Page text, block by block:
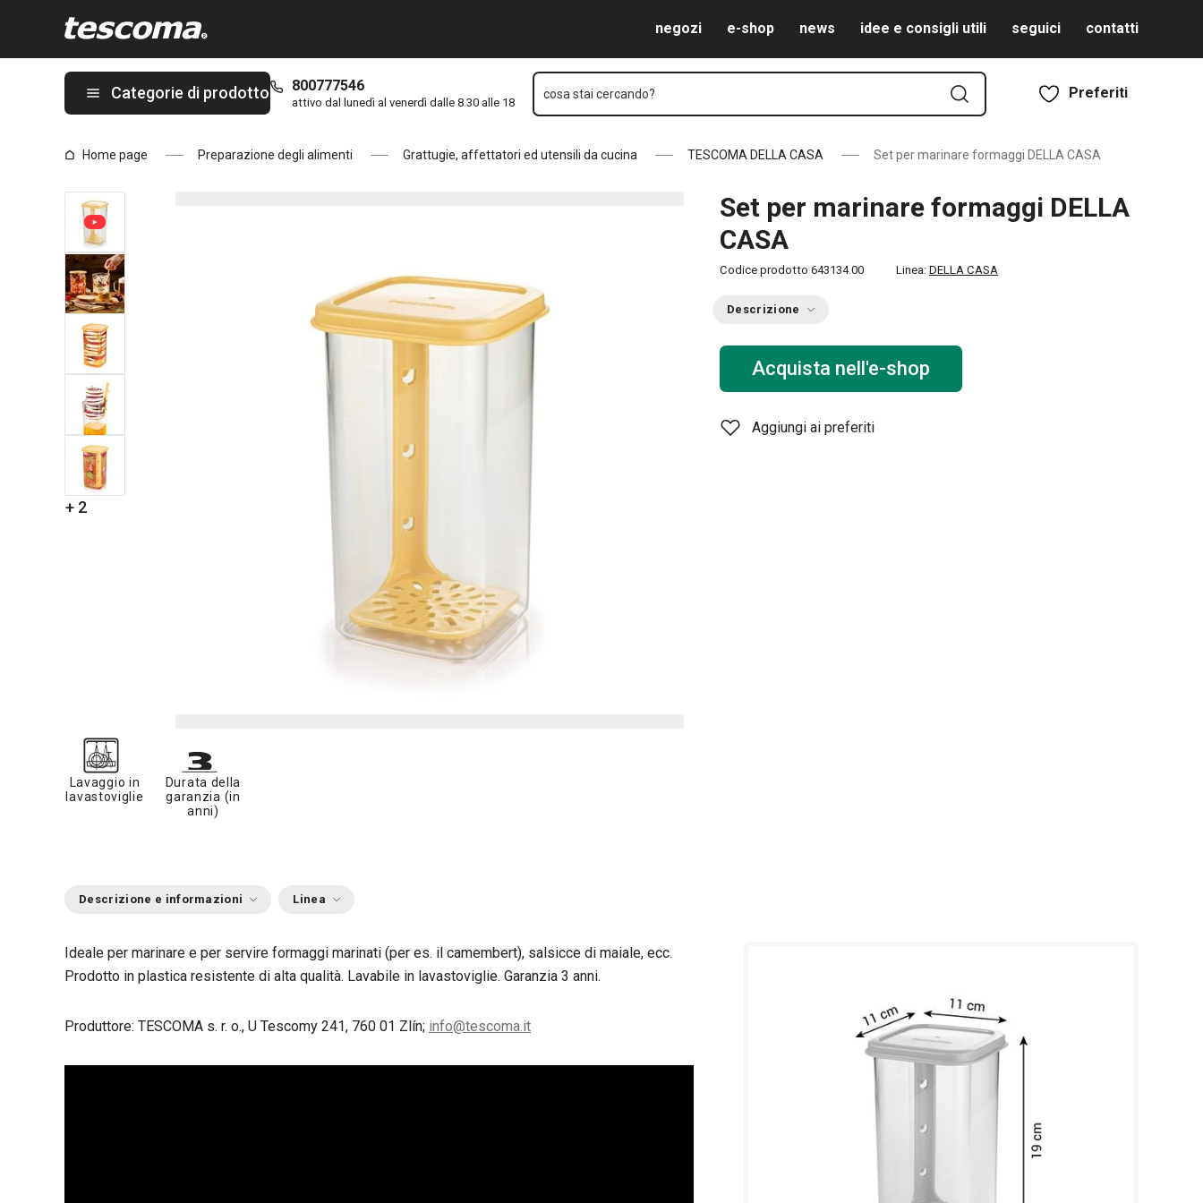
negozi e-shop news idee e consigli utili seguici contatti
Categorie di prodotto 800777546
attivo dal lunedì al venerdì dalle 8.30 alle 18
cosa stai cercando? Preferiti
Home page Preparazione degli alimenti Grattugie, affettatori ed utensili da cucina TESCOMA DELLA CASA Set per marinare formaggi DELLA CASA
+ 2
Set per marinare formaggi DELLA
CASA
Codice prodotto 643134.00 Linea: DELLA CASA
Descrizione
Acquista nell'e-shop
Aggiungi ai preferiti
Lavaggio in
lavastoviglie
Durata della
garanzia (in
anni)
Descrizione e informazioni Linea
Ideale per marinare e per servire formaggi marinati (per es. il camembert), salsicce di maiale, ecc.
Prodotto in plastica resistente di alta qualità. Lavabile in lavastoviglie. Garanzia 3 anni.
Produttore: TESCOMA s. r. o., U Tescomy 241, 760 01 Zlín; info@tescoma.it